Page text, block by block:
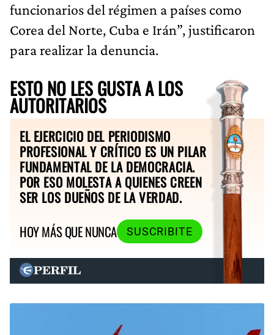
funcionarios del régimen a países como
Corea del Norte, Cuba e Irán”, justificaron
para realizar la denuncia.
ESTO NO LES GUSTA A LOS
AUTORITARIOS
EL EJERCICIO DEL PERIODISMO
PROFESIONAL Y CRÍTICO ES UN PILAR
FUNDAMENTAL DE LA DEMOCRACIA.
POR ESO MOLESTA A QUIENES CREEN
SER LOS DUEÑOS DE LA VERDAD.
HOY MÁS QUE NUNCA
SUSCRIBITE